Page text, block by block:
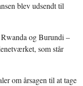
blev udsendt til
og Burundi –
som står
om årsagen til at tage